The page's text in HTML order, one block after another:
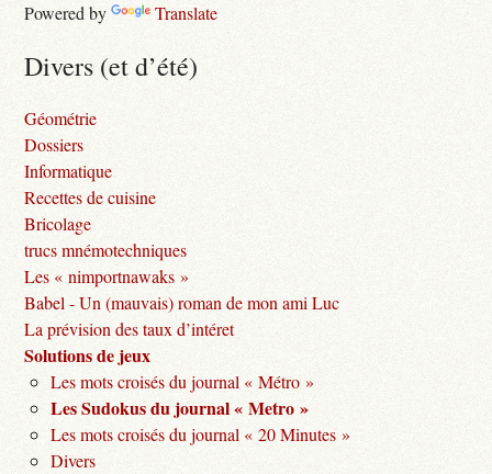
Powered by Translate
Divers (et d’été)
Géométrie
Dossiers
Informatique
Recettes de cuisine
Bricolage
trucs mnémotechniques
Les « nimportnawaks »
Babel - Un (mauvais) roman de mon ami Luc
La prévision des taux d’intéret
Solutions de jeux
Les mots croisés du journal « Métro »
Les Sudokus du journal « Metro »
Les mots croisés du journal « 20 Minutes »
Divers